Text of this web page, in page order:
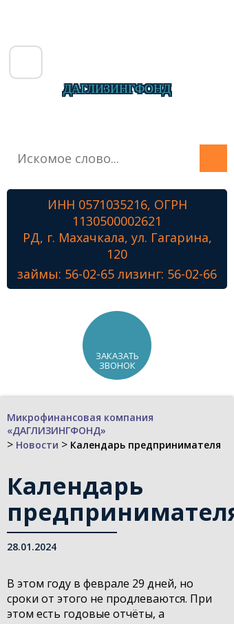
ДАГЛИЗИНГФОНД
О фонде
Лизинг
Наши проекты
Знамя Победы
ИНН 0571035216, ОГРН
1130500002621
РД, г. Махачкала, ул. Гагарина,
120
займы: 56-02-65 лизинг: 56-02-66
ЗАКАЗАТЬ
ЗВОНОК
Микрофинансовая компания
«ДАГЛИЗИНГФОНД»
> Новости > Календарь предпринимателя
Календарь
предпринимателя
28.01.2024
В этом году в феврале 29 дней, но
сроки от этого не продлеваются. При
этом есть годовые отчёты, а